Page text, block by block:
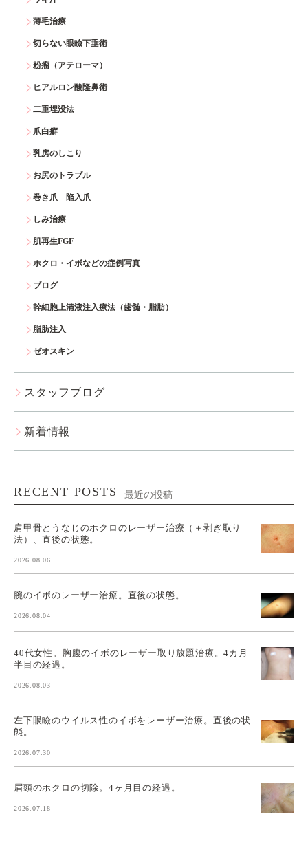
薄毛治療
切らない眼瞼下垂術
粉瘤（アテローマ）
ヒアルロン酸隆鼻術
二重埋没法
爪白癬
乳房のしこり
お尻のトラブル
巻き爪 陥入爪
しみ治療
肌再生FGF
ホクロ・イボなどの症例写真
ブログ
幹細胞上清液注入療法（歯髄・脂肪）
脂肪注入
ゼオスキン
スタッフブログ
新着情報
RECENT POSTS 最近の投稿
肩甲骨とうなじのホクロのレーザー治療（＋剥ぎ取り
法）、直後の状態。
2026.08.06
腕のイボのレーザー治療。直後の状態。
2026.08.04
40代女性。胸腹のイボのレーザー取り放題治療。4カ月
半目の経過。
2026.08.03
左下眼瞼のウイルス性のイボをレーザー治療。直後の状
態。
2026.07.30
眉頭のホクロの切除。4ヶ月目の経過。
2026.07.18